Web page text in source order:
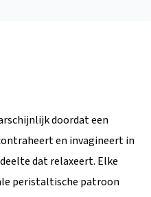
doordat een
en invagineert in
dat relaxeert. Elke
peristaltische patroon